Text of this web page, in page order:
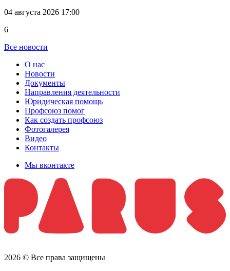
04 августа 2026 17:00
6
Все новости
О нас
Новости
Документы
Направления деятельности
Юридическая помощь
Профсоюз помог
Как создать профсоюз
Фотогалерея
Видео
Контакты
Мы вконтакте
2026 © Все права защищены